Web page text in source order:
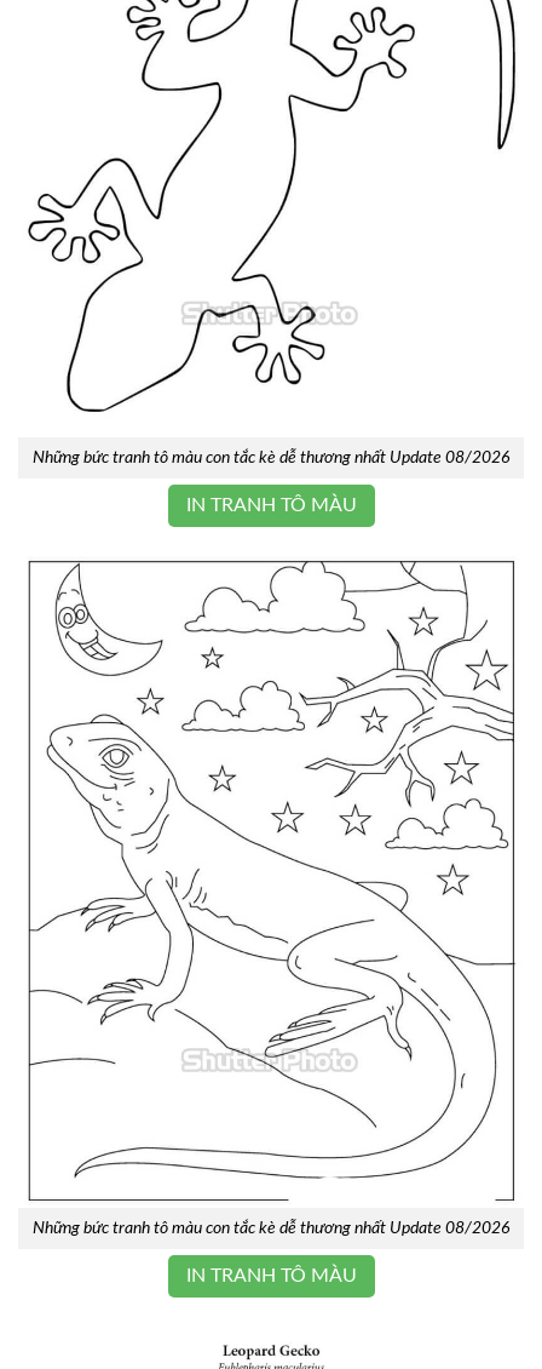
Những bức tranh tô màu con tắc kè dễ thương nhất Update 08/2026
IN TRANH TÔ MÀU
Những bức tranh tô màu con tắc kè dễ thương nhất Update 08/2026
IN TRANH TÔ MÀU